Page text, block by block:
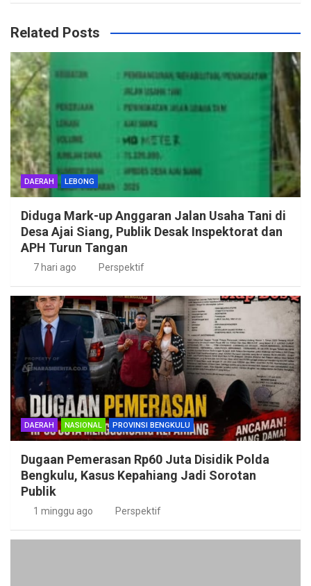
Related Posts
DAERAH LEBONG
Diduga Mark-up Anggaran Jalan Usaha Tani di
Desa Ajai Siang, Publik Desak Inspektorat dan
APH Turun Tangan
7 hari ago Perspektif
DAERAH NASIONAL PROVINSI BENGKULU
Dugaan Pemerasan Rp60 Juta Disidik Polda
Bengkulu, Kasus Kepahiang Jadi Sorotan
Publik
1 minggu ago Perspektif